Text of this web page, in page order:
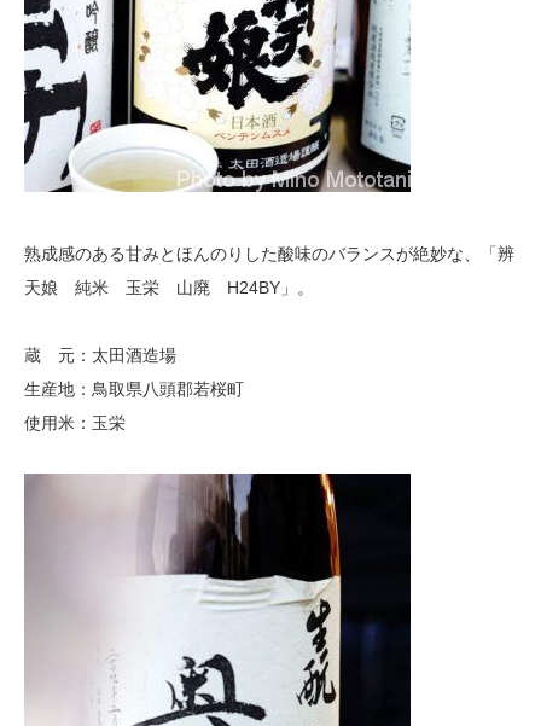
熟成感のある甘みとほんのりした酸味のバランスが絶妙な、「辨
天娘 純米 玉栄 山廃 H24BY」。
蔵 元：太田酒造場
生産地：鳥取県八頭郡若桜町
使用米：玉栄